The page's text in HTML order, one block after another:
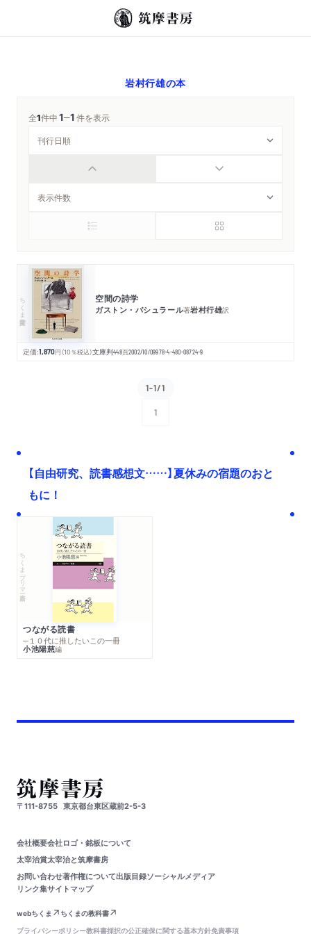
岩村行雄の本
全1件中1─1件を表示
ちくま学芸文庫 空間の詩学
ガストン・バシュラール著岩村行雄訳
定価:1,870円 （10％税込）文庫判448頁2002/10/09978-4-480-08724-9
1-1/1
1
【自由研究、読書感想文……】夏休みの宿題のおと
もに！
ちくまプリマー新書
つながる読書
─１０代に推したいこの一冊
小池陽慈編
〒111-8755 東京都台東区蔵前2-5-3
会社概要会社ロゴ・銘板について
太宰治賞太宰治と筑摩書房
お問い合わせ著作権について出版目録ソーシャルメディア
リンク集サイトマップ
webちくま
ちくまの教科書
プライバシーポリシー教科書採択の公正確保に関する基本方針免責事項